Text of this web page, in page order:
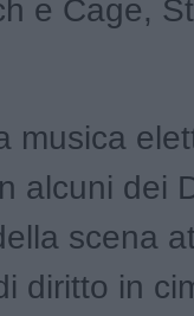
e Cage,
musica
alcuni dei
scena
diritto in